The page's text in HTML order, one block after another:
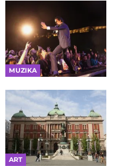
MUZIKA
ART